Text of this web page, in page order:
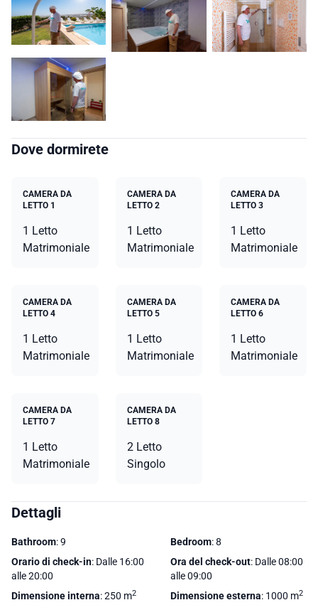
Dove dormirete
CAMERA DA
LETTO 1
1 Letto
Matrimoniale
CAMERA DA
LETTO 2
1 Letto
Matrimoniale
CAMERA DA
LETTO 3
1 Letto
Matrimoniale
CAMERA DA
LETTO 4
1 Letto
Matrimoniale
CAMERA DA
LETTO 5
1 Letto
Matrimoniale
CAMERA DA
LETTO 6
1 Letto
Matrimoniale
CAMERA DA
LETTO 7
1 Letto
Matrimoniale
CAMERA DA
LETTO 8
2 Letto
Singolo
Dettagli
Bathroom: 9 Bedroom: 8
Orario di check-in: Dalle 16:00
alle 20:00
Ora del check-out: Dalle 08:00
alle 09:00
Dimensione interna: 250 m2 Dimensione esterna: 1000 m2